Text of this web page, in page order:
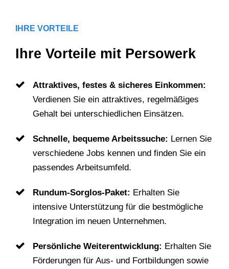
IHRE VORTEILE
Ihre Vorteile mit Persowerk
Attraktives, festes & sicheres Einkommen:
Verdienen Sie ein attraktives, regelmäßiges
Gehalt bei unterschiedlichen Einsätzen.
Schnelle, bequeme Arbeitssuche: Lernen Sie
verschiedene Jobs kennen und finden Sie ein
passendes Arbeitsumfeld.
Rundum-Sorglos-Paket: Erhalten Sie
intensive Unterstützung für die bestmögliche
Integration im neuen Unternehmen.
Persönliche Weiterentwicklung: Erhalten Sie
Förderungen für Aus- und Fortbildungen sowie